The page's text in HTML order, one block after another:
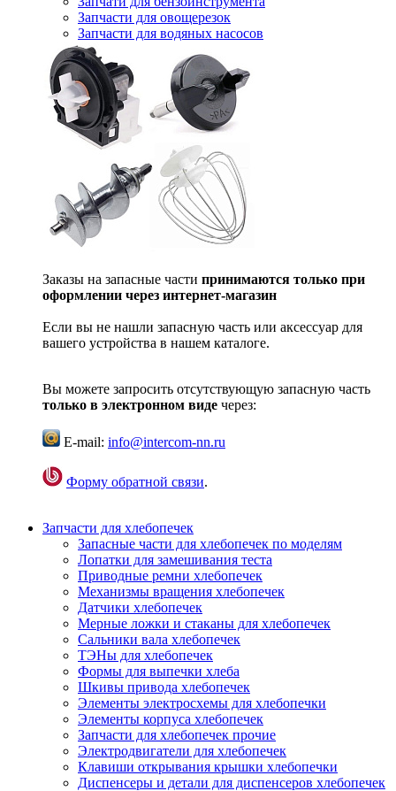
Запчасти для овощерезок
Запчасти для водяных насосов
Заказы на запасные части принимаются только при
оформлении через интернет-магазин
Если вы не нашли запасную часть или аксессуар для
вашего устройства в нашем каталоге.
Вы можете запросить отсутствующую запасную часть
только в электронном виде через:
E-mail: info@intercom-nn.ru
Форму обратной связи.
Запчасти для хлебопечек
Запасные части для хлебопечек по моделям
Лопатки для замешивания теста
Приводные ремни хлебопечек
Механизмы вращения хлебопечек
Датчики хлебопечек
Мерные ложки и стаканы для хлебопечек
Сальники вала хлебопечек
ТЭНы для хлебопечек
Формы для выпечки хлеба
Шкивы привода хлебопечек
Элементы электросхемы для хлебопечки
Элементы корпуса хлебопечек
Запчасти для хлебопечек прочие
Электродвигатели для хлебопечек
Клавиши открывания крышки хлебопечки
Диспенсеры и детали для диспенсеров хлебопечек